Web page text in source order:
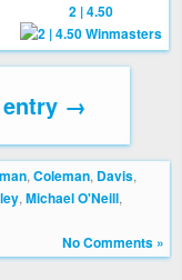
2 | 4.50
entry →
, Coleman, Davis,
, Michael O'Neill,
No Comments »